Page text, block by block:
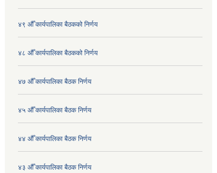
४९ औँ कार्यपालिका बैठकको निर्णय
४८ औँ कार्यपालिका बैठकको निर्णय
४७ औँ कार्यपालिका बैठक निर्णय
४५ औँ कार्यपालिका बैठक निर्णय
४४ औँ कार्यपालिका बैठक निर्णय
४३ औँ कार्यपालिका बैठक निर्णय